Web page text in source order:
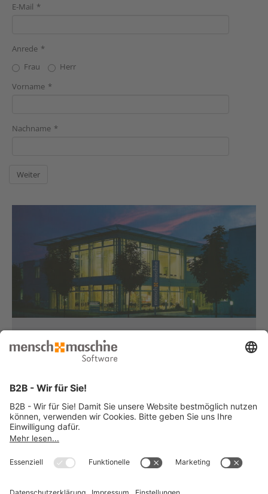
E-Mail
Anrede
Frau
Herr
Vorname
Nachname
Haben Sie Fragen?
Dann rufen Sie uns an...
von 08:30 bis 12:00 Uhr
und 12:30 bis 17:00 Uhr
Freitag
und 12:30 bis 15:00 Uhr